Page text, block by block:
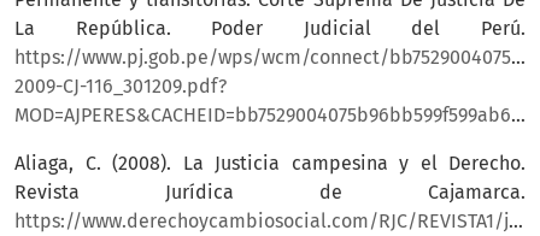
La República. Poder Judicial del Perú.
https://www.pj.gob.pe/wps/wcm/connect/
2009-CJ-116_301209.pdf?
MOD=AJPERES&CACHEID=bb7529004075b96bb599f599ab657107
Aliaga, C. (2008). La Justicia campesina y el Derecho.
Revista Jurídica de Cajamarca.
https://www.derechoycambiosocial.com/RJC/REVISTA1/justicia%20campesina.htm